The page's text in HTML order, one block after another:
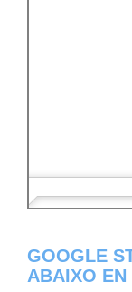
GOOGLE
ABAIXO EN